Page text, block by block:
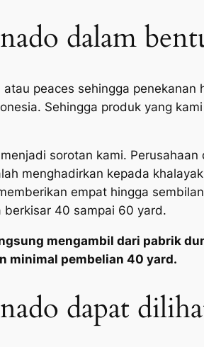
dalam
peaces sehingga
Sehingga produk yang
sorotan kami.
menghadirkan kepada
empat hingga
40 sampai 60 yard.
mengambil dari pabrik
minimal pembelian 40 yard.
dapat